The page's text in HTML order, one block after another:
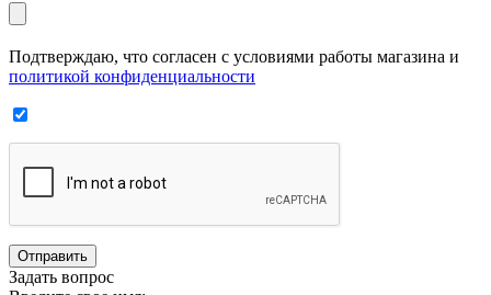
Подтверждаю, что согласен с условиями работы магазина и
политикой конфиденциальности
Отправить
Задать вопрос